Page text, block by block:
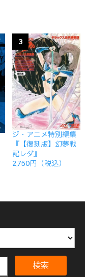
3
ジ・アニメ特別編集
『【復刻版】幻夢戦
記レダ』
2,750円（税込）
検索